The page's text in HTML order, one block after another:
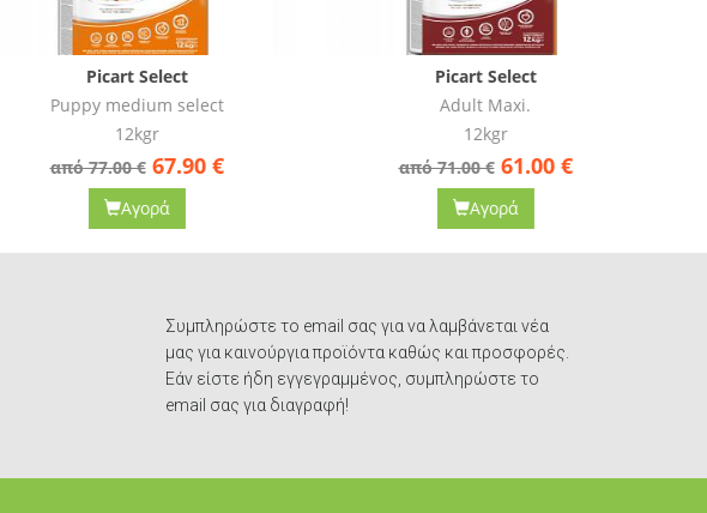
Picart Select
Puppy medium select
από 77.00 € 67.90 €
Αγορά
Picart Select
Adult Maxi.
από 71.00 € 61.00 €
Αγορά
Συμπληρώστε το email σας για να λαμβάνεται νέα
μας για καινούργια προϊόντα καθώς και προσφορές.
Εάν είστε ήδη εγγεγραμμένος, συμπληρώστε το
email σας για διαγραφή!